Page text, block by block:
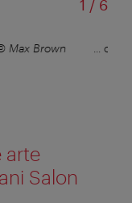
1 /di
6
Max Brown
...
arte
Salon